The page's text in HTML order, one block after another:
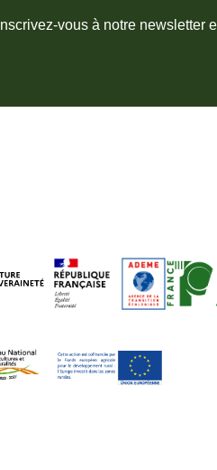
Inscrivez-vous à notre newsletter